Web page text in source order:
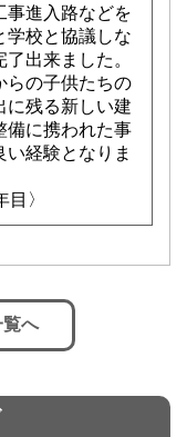
事進入路などを
学校と協議しな
出来ました。
らの子供たちの
に残る新しい建
備に携われた事
い経験となりま
〉
へ